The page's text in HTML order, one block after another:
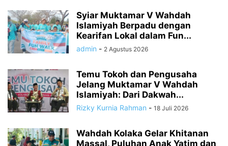
Syiar Muktamar V Wahdah
Islamiyah Berpadu dengan
Kearifan Lokal dalam Fun...
admin - 2 Agustus 2026
Temu Tokoh dan Pengusaha
Jelang Muktamar V Wahdah
Islamiyah: Dari Dakwah...
Rizky Kurnia Rahman - 18 Juli 2026
Wahdah Kolaka Gelar Khitanan
Massal, Puluhan Anak Yatim dan